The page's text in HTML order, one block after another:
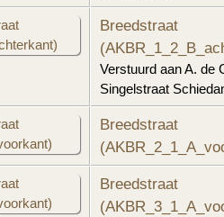
Breedstraat
Verstuurd aan A. de
Singelstraat
Breedstraat
Breedstraat